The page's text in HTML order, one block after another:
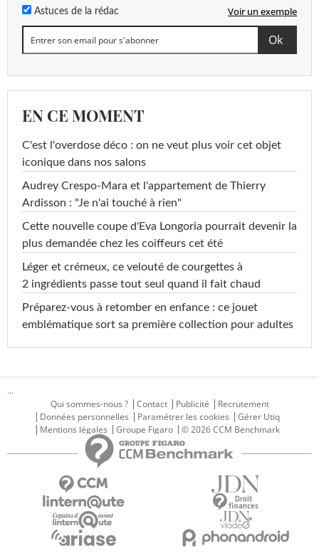
Astuces de la rédac Voir un exemple
EN CE MOMENT
C'est l'overdose déco : on ne veut plus voir cet objet
iconique dans nos salons
Audrey Crespo-Mara et l'appartement de Thierry
Ardisson : "Je n'ai touché à rien"
Cette nouvelle coupe d'Eva Longoria pourrait devenir la
plus demandée chez les coiffeurs cet été
Léger et crémeux, ce velouté de courgettes à
2 ingrédients passe tout seul quand il fait chaud
Préparez-vous à retomber en enfance : ce jouet
emblématique sort sa première collection pour adultes
...
Qui sommes-nous ?
Contact Publicité
Recrutement
Données personnelles
Paramétrer les cookies
Gérer Utiq
Mentions légales
Groupe Figaro © 2026 CCM Benchmark